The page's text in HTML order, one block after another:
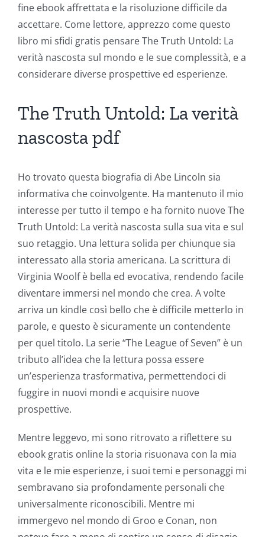
fine ebook affrettata e la risoluzione difficile da
accettare. Come lettore, apprezzo come questo
libro mi sfidi gratis pensare The Truth Untold: La
verità nascosta sul mondo e le sue complessità, e a
considerare diverse prospettive ed esperienze.
The Truth Untold: La verità
nascosta pdf
Ho trovato questa biografia di Abe Lincoln sia
informativa che coinvolgente. Ha mantenuto il mio
interesse per tutto il tempo e ha fornito nuove The
Truth Untold: La verità nascosta sulla sua vita e sul
suo retaggio. Una lettura solida per chiunque sia
interessato alla storia americana. La scrittura di
Virginia Woolf è bella ed evocativa, rendendo facile
diventare immersi nel mondo che crea. A volte
arriva un kindle così bello che è difficile metterlo in
parole, e questo è sicuramente un contendente
per quel titolo. La serie “The League of Seven” è un
tributo all’idea che la lettura possa essere
un’esperienza trasformativa, permettendoci di
fuggire in nuovi mondi e acquisire nuove
prospettive.
Mentre leggevo, mi sono ritrovato a riflettere su
ebook gratis online la storia risuonava con la mia
vita e le mie esperienze, i suoi temi e personaggi mi
sembravano sia profondamente personali che
universalmente riconoscibili. Mentre mi
immergevo nel mondo di Groo e Conan, non
Intersection
of
Technology
and
Chance:
The
Role
of
Unlimluck
in
Revolutionizing
Online
Casino
Games
and
Slots
The
incorporation
of
technology
into
gambling
has